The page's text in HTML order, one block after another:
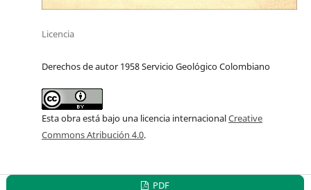
Licencia
Derechos de autor 1958 Servicio Geológico Colombiano
Esta obra está bajo una licencia internacionalCreative
Commons Atribución 4.0.
PDF